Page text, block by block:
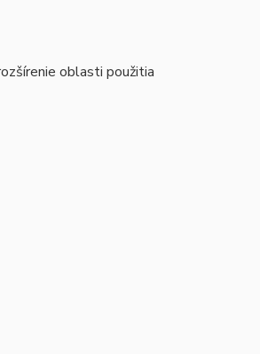
oblasti použitia